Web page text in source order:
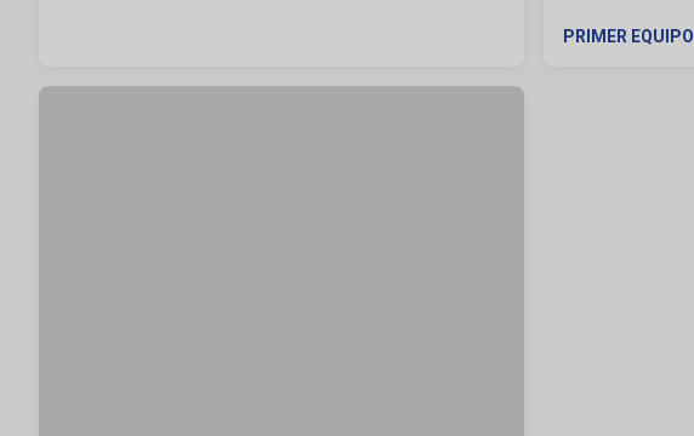
PRIMER EQUIPO